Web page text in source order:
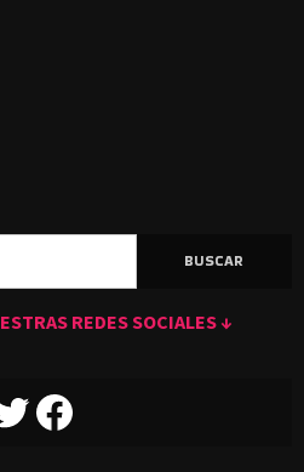
REDES SOCIALES ↓
FACEBOOK